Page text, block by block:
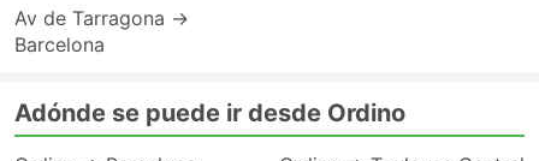
Av de Tarragona →
Barcelona
Adónde se puede ir desde Ordino